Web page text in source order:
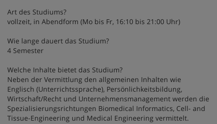
Art des Studiums?
vollzeit, in Abendform (Mo bis Fr, 16:10 bis 21:00 Uhr)
Wie lange dauert das Studium?
4 Semester
Welche Inhalte bietet das Studium?
Neben der Vermittlung den allgemeinen Inhalten wie
Englisch (Unterrichtssprache), Persönlichkeitsbildung,
Wirtschaft/Recht und Unternehmensmanagement werden die
Spezialisierungsrichtungen Biomedical Informatics, Cell- and
Tissue-Engineering und Medical Engineering vermittelt.